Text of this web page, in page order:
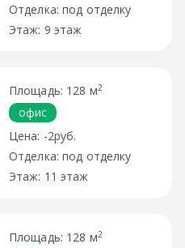
под отделку
9 этаж
128 м2
офис
-2руб.
под отделку
11 этаж
128 м2